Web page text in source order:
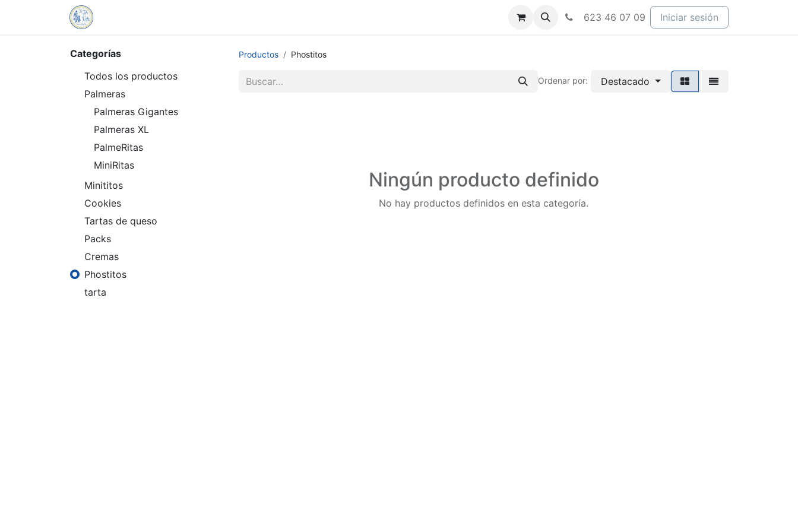
623 46 07 09 Iniciar sesión
Categorías
Todos los productos
Palmeras
Palmeras Gigantes
Palmeras XL
PalmeRitas
MiniRitas
Minititos
Cookies
Tartas de queso
Packs
Cremas
Phostitos
tarta
Productos Phostitos
Ordenar por: Destacado
Ningún producto definido
No hay productos definidos en esta categoría.